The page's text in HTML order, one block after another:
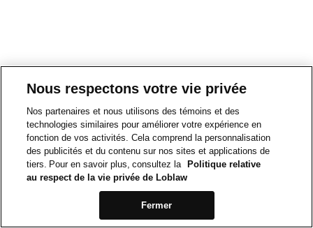
Nous respectons votre vie privée
Nos partenaires et nous utilisons des témoins et des
technologies similaires pour améliorer votre expérience en
fonction de vos activités. Cela comprend la personnalisation
des publicités et du contenu sur nos sites et applications de
tiers. Pour en savoir plus, consultez la
Politique relative
au respect de la vie privée de Loblaw
Fermer